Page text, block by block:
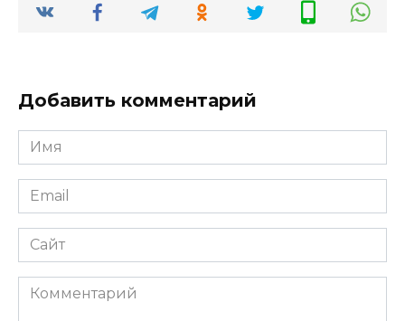
Добавить комментарий
Имя
*
Email
*
Сайт
Комментарий